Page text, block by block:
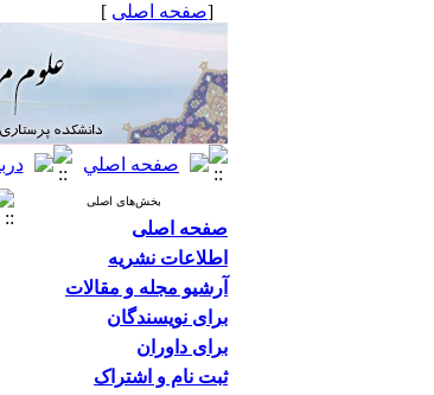
[صفحه اصلی ]
بخش‌های اصلی
صفحه اصلی
اطلاعات نشریه
آرشیو مجله و مقالات
برای نویسندگان
برای داوران
ثبت نام و اشتراک